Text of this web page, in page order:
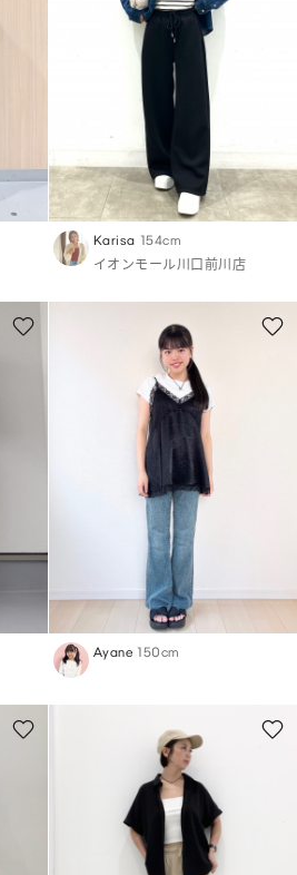
Karisa 154cm
イオンモール川口前川店
Ayane 150cm